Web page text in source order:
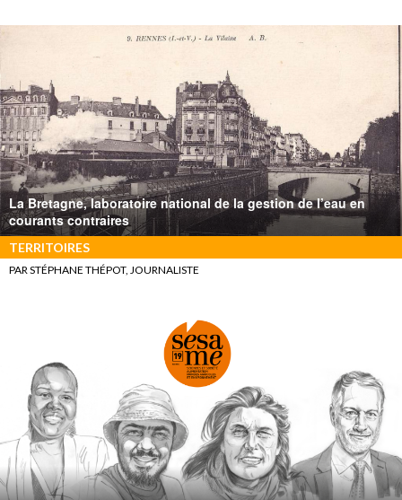
La Bretagne, laboratoire national de la gestion de l’eau en
courants contraires
TERRITOIRES
PAR STÉPHANE THÉPOT, JOURNALISTE